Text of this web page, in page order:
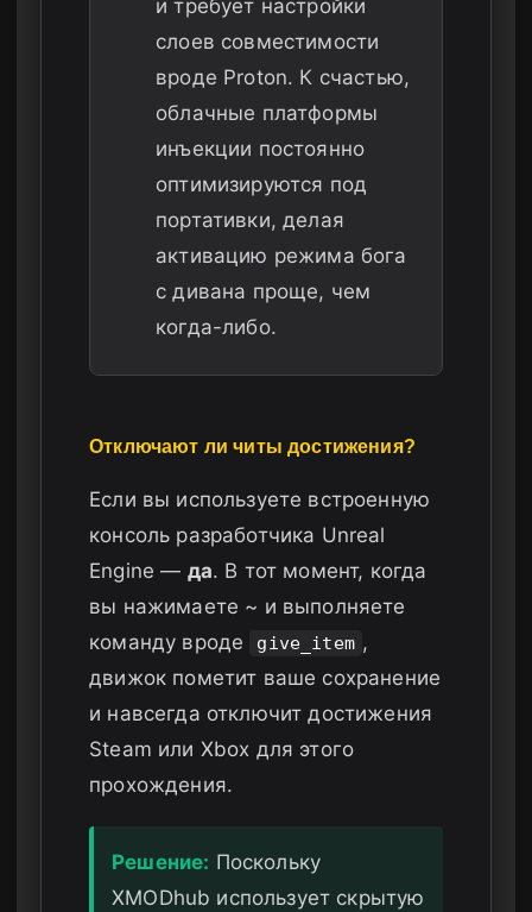
и требует настройки
слоев совместимости
вроде Proton. К счастью,
облачные платформы
инъекции постоянно
оптимизируются под
портативки, делая
активацию режима бога
с дивана проще, чем
когда-либо.
Отключают ли читы достижения?
Если вы используете встроенную
консоль разработчика Unreal
Engine — да. В тот момент, когда
вы нажимаете ~ и выполняете
команду вроде
give_item ,
движок пометит ваше сохранение
и навсегда отключит достижения
Steam или Xbox для этого
прохождения.
Решение: Поскольку
XMODhub использует скрытую